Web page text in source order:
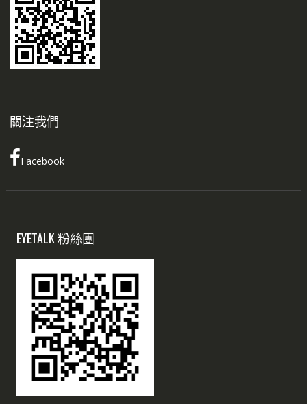
關注我們
Facebook
EYETALK 粉絲團